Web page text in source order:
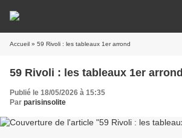
Accueil » 59 Rivoli : les tableaux 1er arrond
59 Rivoli : les tableaux 1er arrond
Publié le 18/05/2026 à 15:35
Par parisinsolite